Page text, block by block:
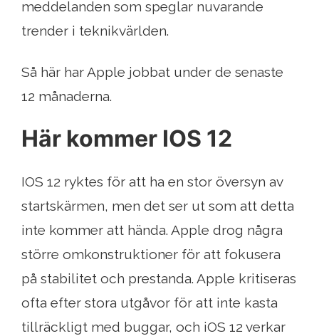
meddelanden som speglar nuvarande
trender i teknikvärlden.
Så här har Apple jobbat under de senaste
12 månaderna.
Här kommer IOS 12
IOS 12 ryktes för att ha en stor översyn av
startskärmen, men det ser ut som att detta
inte kommer att hända. Apple drog några
större omkonstruktioner för att fokusera
på stabilitet och prestanda. Apple kritiseras
ofta efter stora utgåvor för att inte kasta
tillräckligt med buggar, och iOS 12 verkar